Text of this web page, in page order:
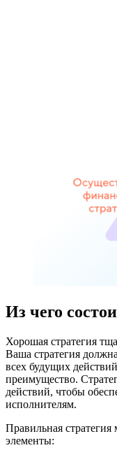
Из чего
Хорошая стратегия
Ваша стратегия
всех будущих
преимущество.
действий, чтобы
исполнителям.
Правильная
элементы: